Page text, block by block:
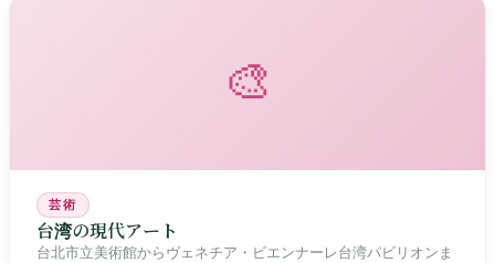
🎨
芸術
台湾の現代アート
台北市立美術館からヴェネチア・ビエンナーレ台湾パビリオンま